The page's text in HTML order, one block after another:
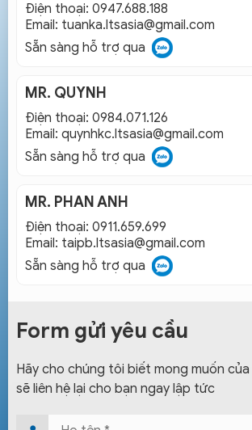
Điện thoại: 0947.688.188
Email: tuanka.ltsasia@gmail.com
Sẵn sàng hỗ trợ qua
MR. QUYNH
Điện thoại: 0984.071.126
Email: quynhkc.ltsasia@gmail.com
Sẵn sàng hỗ trợ qua
MR. PHAN ANH
Điện thoại: 0911.659.699
Email: taipb.ltsasia@gmail.com
Sẵn sàng hỗ trợ qua
Form gửi yêu cầu
Hãy cho chúng tôi biết mong muốn
sẽ liên hệ lại cho bạn ngay lập tức